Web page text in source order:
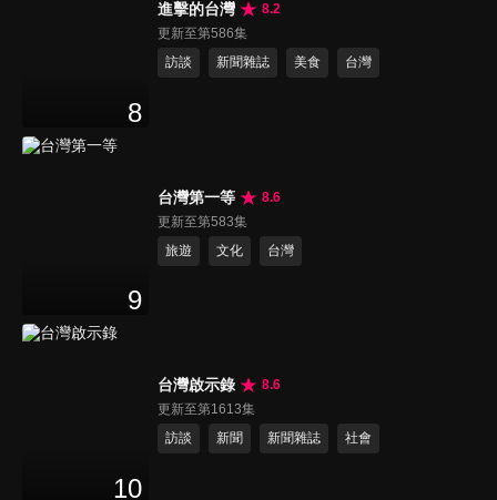
8
進擊的台灣
8.2
更新至第586集
訪談
新聞雜誌 美食 台灣
9
台灣第一等
8.6
更新至第583集
旅遊
文化 台灣
10
台灣啟示錄
8.6
更新至第1613集
訪談
新聞 新聞雜誌 社會